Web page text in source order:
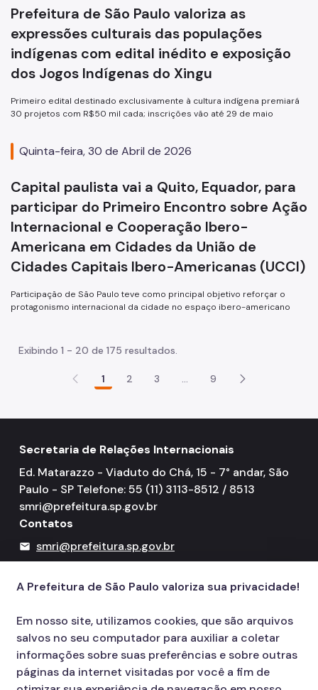
Prefeitura de São Paulo valoriza as
expressões culturais das populações
indígenas com edital inédito e exposição
dos Jogos Indígenas do Xingu
Primeiro edital destinado exclusivamente à cultura indígena premiará
30 projetos com R$50 mil cada; inscrições vão até 29 de maio
Quinta-feira, 30 de Abril de 2026
Capital paulista vai a Quito, Equador, para
participar do Primeiro Encontro sobre Ação
Internacional e Cooperação Ibero-
Americana em Cidades da União de
Cidades Capitais Ibero-Americanas (UCCI)
Participação de São Paulo teve como principal objetivo reforçar o
protagonismo internacional da cidade no espaço ibero-americano
Exibindo 1 - 20 de 175 resultados.
1 2 3 ... 9
Secretaria de Relações Internacionais
Ed. Matarazzo - Viaduto do Chá, 15 - 7° andar, São
Paulo - SP Telefone: 55 (11) 3113-8512 / 8513
smri@prefeitura.sp.gov.br
Contatos
mail smri@prefeitura.sp.gov.br
156
A Prefeitura de São Paulo valoriza sua privacidade!
Em nosso site, utilizamos cookies, que são arquivos
salvos no seu computador para auxiliar a coletar
informações sobre suas preferências e sobre outras
páginas da internet visitadas por você a fim de